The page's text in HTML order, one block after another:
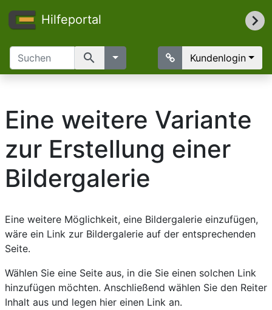
Hilfeportal
search Kundenlogin
Eine weitere Variante
zur Erstellung einer
Bildergalerie
Eine weitere Möglichkeit, eine Bildergalerie einzufügen,
wäre ein Link zur Bildergalerie auf der entsprechenden
Seite.
Wählen Sie eine Seite aus, in die Sie einen solchen Link
hinzufügen möchten. Anschließend wählen Sie den Reiter
Inhalt aus und legen hier einen Link an.